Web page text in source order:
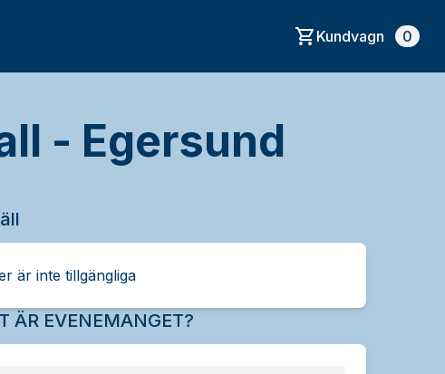
Kundvagn 0
- Egersund
är inte tillgängliga
ÄR EVENEMANGET?